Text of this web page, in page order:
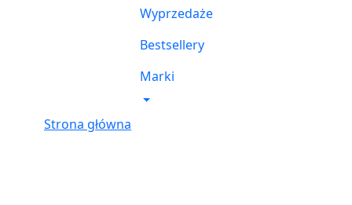
Wyprzedaże
Bestsellery
Marki
Strona główna